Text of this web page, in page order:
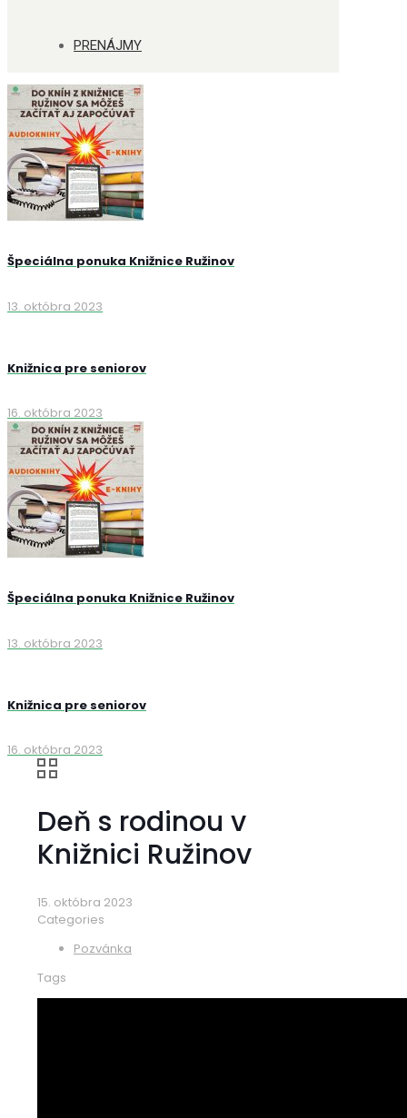
PRENÁJMY
Špeciálna ponuka Knižnice Ružinov
13. októbra 2023
Knižnica pre seniorov
16. októbra 2023
Špeciálna ponuka Knižnice Ružinov
13. októbra 2023
Knižnica pre seniorov
16. októbra 2023
Deň s rodinou v
Knižnici Ružinov
15. októbra 2023
Categories
Pozvánka
Tags